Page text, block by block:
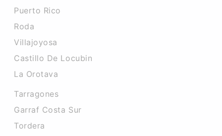
Puerto Rico
Roda
Villajoyosa
Castillo De Locubin
La Orotava
Tarragones
Garraf Costa Sur
Tordera